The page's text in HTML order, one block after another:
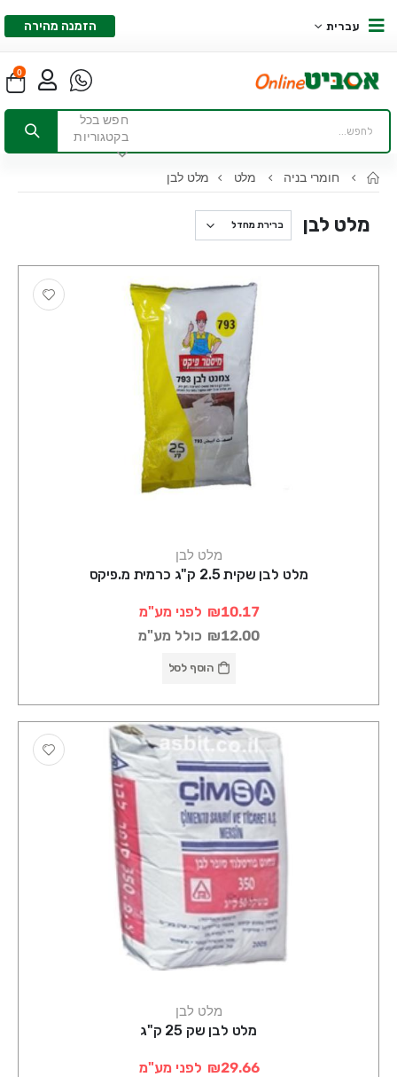
עברית הזמנה מהירה
0
חפש בכל
בקטגוריות
חומרי בניה מלט מלט לבן
מלט לבן
מלט לבן
מלט לבן שקית 2.5 ק"ג כרמית מ.פיקס
₪10.17 לפני מע"מ
₪12.00 כולל מע"מ
הוסף לסל
מלט לבן
מלט לבן שק 25 ק"ג
₪29.66 לפני מע"מ